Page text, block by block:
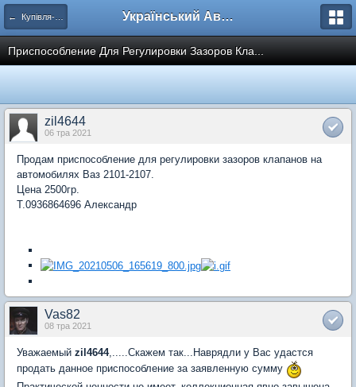
← Купівля-продаж Український Автоклуб ВАЗ
Приспособление Для Регулировки Зазоров Кла...
zil4644
06 тра 2021
Продам приспособление для регулировки зазоров клапанов на
автомобилях Ваз 2101-2107.
Цена 2500гр.
Т.0936864696 Александр
Vas82
08 тра 2021
Уважаемый zil4644,.....Скажем так...Наврядли у Вас удастся
продать данное приспособление за заявленную сумму